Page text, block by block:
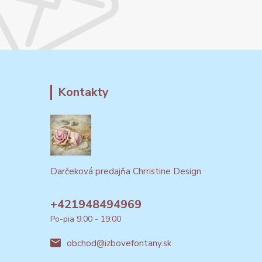
Kontakty
Darčeková predajňa Chrristine Design
+421948494969
Po-pia 9:00 - 19:00
obchod@izbovefontany.sk